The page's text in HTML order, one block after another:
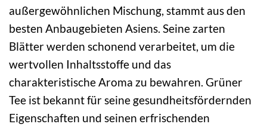
außergewöhnlichen Mischung, stammt aus den
besten Anbaugebieten Asiens. Seine zarten
Blätter werden schonend verarbeitet, um die
wertvollen Inhaltsstoffe und das
charakteristische Aroma zu bewahren. Grüner
Tee ist bekannt für seine gesundheitsfördernden
Eigenschaften und seinen erfrischenden